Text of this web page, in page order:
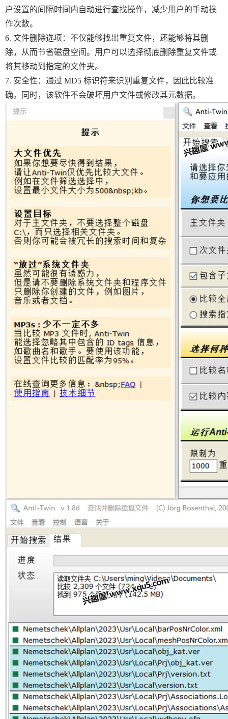
户设置的间隔时间内自动进行查找操作，减少用户的手动操
作次数。
6. 文件删除选项：不仅能够找出重复文件，还能够将其删
除，从而节省磁盘空间。用户可以选择彻底删除重复文件或
将其移动到指定的文件夹。
7. 安全性：通过 MD5 标识符来识别重复文件，因此比较准
确。同时，该软件不会破坏用户文件或修改其元数据。